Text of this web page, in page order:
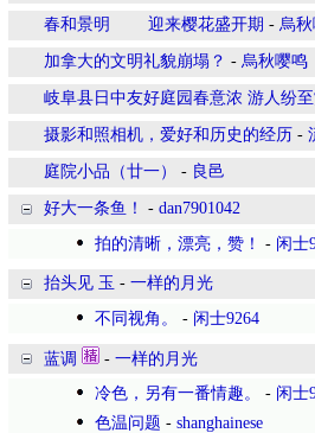
春和景明 迎来樱花盛开期 - 烏
加拿大的文明礼貌崩塌？ - 烏秋嘤鸣
岐阜县日中友好庭园春意浓 游人纷
摄影和照相机，爱好和历史的经历 -
庭院小品（廿一） - 良邑
好大一条鱼！ - dan7901042
拍的清晰，漂亮，赞！
- 闲士
抬头见 玉 - 一样的月光
不同视角。
- 闲士9264
蓝调 - 一样的月光
冷色，另有一番情趣。
- 闲士
色温问题 - shanghainese